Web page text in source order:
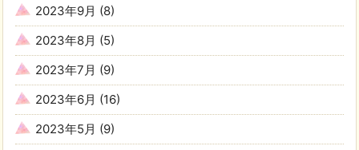
2023年9月 (8)
2023年8月 (5)
2023年7月 (9)
2023年6月 (16)
2023年5月 (9)